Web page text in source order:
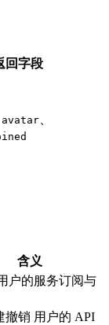
回字段
avatar
含义
户的服务订阅与
撤销 用户的 API